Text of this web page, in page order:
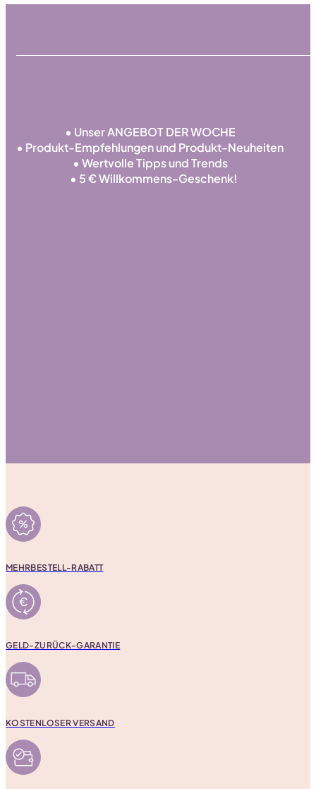
• Unser ANGEBOT DER WOCHE
• Produkt-Empfehlungen und Produkt-Neuheiten
• Wertvolle Tipps und Trends
• 5 € Willkommens-Geschenk!
MEHRBESTELL-RABATT
GELD-ZURÜCK-GARANTIE
KOSTENLOSER VERSAND